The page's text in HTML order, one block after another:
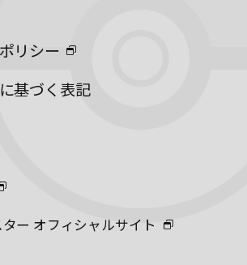
リシー
基づく表記
ー オフィシャルサイト